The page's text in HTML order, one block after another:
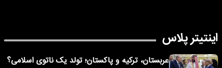
اینتیتر پلاس
عربستان، ترکیه و پاکستان؛ تولد یک ناتوی اسلامی؟